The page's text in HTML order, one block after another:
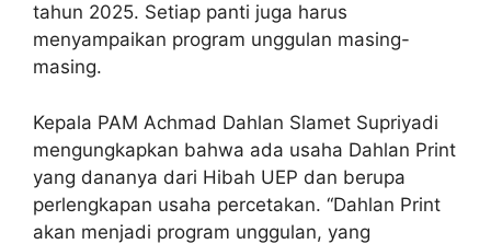
tahun 2025. Setiap panti juga harus
menyampaikan program unggulan masing-
masing.
Kepala PAM Achmad Dahlan Slamet Supriyadi
mengungkapkan bahwa ada usaha Dahlan Print
yang dananya dari Hibah UEP dan berupa
perlengkapan usaha percetakan. “Dahlan Print
akan menjadi program unggulan, yang